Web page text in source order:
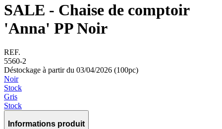
SALE - Chaise de comptoir
'Anna' PP Noir
REF.
5560-2
Déstockage à partir du 03/04/2026 (100pc)
Noir
Stock
Gris
Stock
Informations produit